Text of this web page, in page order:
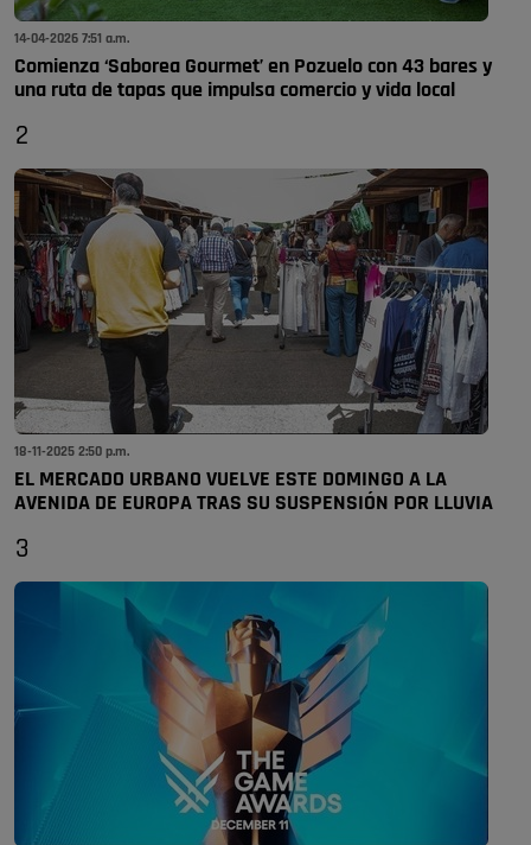
14-04-2026 7:51 a.m.
Comienza ‘Saborea Gourmet’ en Pozuelo con 43 bares y
una ruta de tapas que impulsa comercio y vida local
2
18-11-2025 2:50 p.m.
EL MERCADO URBANO VUELVE ESTE DOMINGO A LA
AVENIDA DE EUROPA TRAS SU SUSPENSIÓN POR LLUVIA
3